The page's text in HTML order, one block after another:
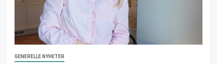
GENERELLE NYHETER